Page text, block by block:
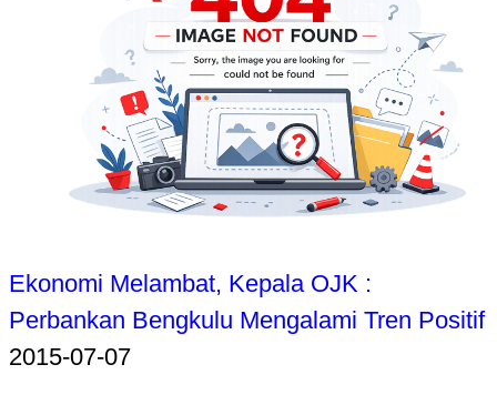
Ekonomi Melambat, Kepala OJK :
Perbankan Bengkulu Mengalami Tren Positif
2015-07-07